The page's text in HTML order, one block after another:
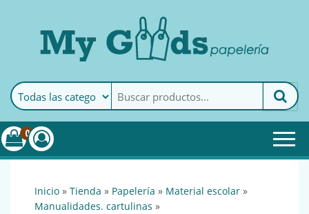
MyGoods · PapeleríaMy Goods es tu papelería
online de confianza. Podrás
encontrar todo lo necesario
0
inicio » tienda » papelería » material escolar »
manualidades. cartulinas »